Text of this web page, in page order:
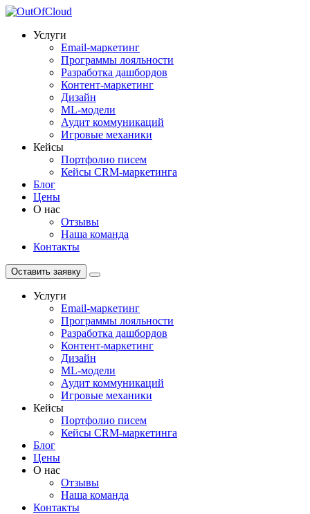
Услуги
Email-маркетинг
Программы лояльности
Разработка дашбордов
Контент-маркетинг
Дизайн
ML-модели
Аудит коммуникаций
Игровые механики
Кейсы
Портфолио писем
Кейсы CRM-маркетинга
Блог
Цены
О нас
Отзывы
Наша команда
Контакты
Оставить заявку
Услуги
Email-маркетинг
Программы лояльности
Разработка дашбордов
Контент-маркетинг
Дизайн
ML-модели
Аудит коммуникаций
Игровые механики
Кейсы
Портфолио писем
Кейсы CRM-маркетинга
Блог
Цены
О нас
Отзывы
Наша команда
Контакты